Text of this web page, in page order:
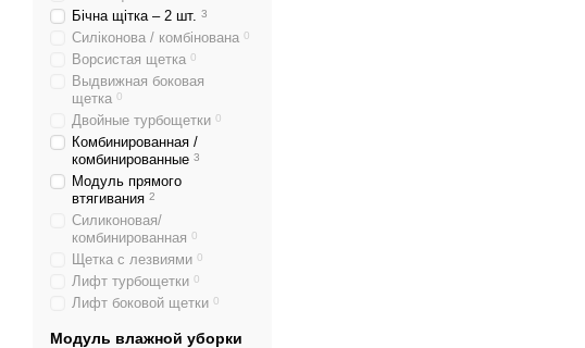
Бічна щітка – 2 шт. 3
Силіконова / комбінована 0
Ворсистая щетка 0
Выдвижная боковая
щетка 0
Двойные турбощетки 0
Комбинированная /
комбинированные 3
Модуль прямого
втягивания 2
Силиконовая/
комбинированная 0
Щетка с лезвиями 0
Лифт турбощетки 0
Лифт боковой щетки 0
Модуль влажной уборки